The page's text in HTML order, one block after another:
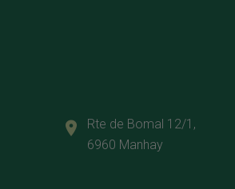
Rte de Bomal 12/1,
6960 Manhay